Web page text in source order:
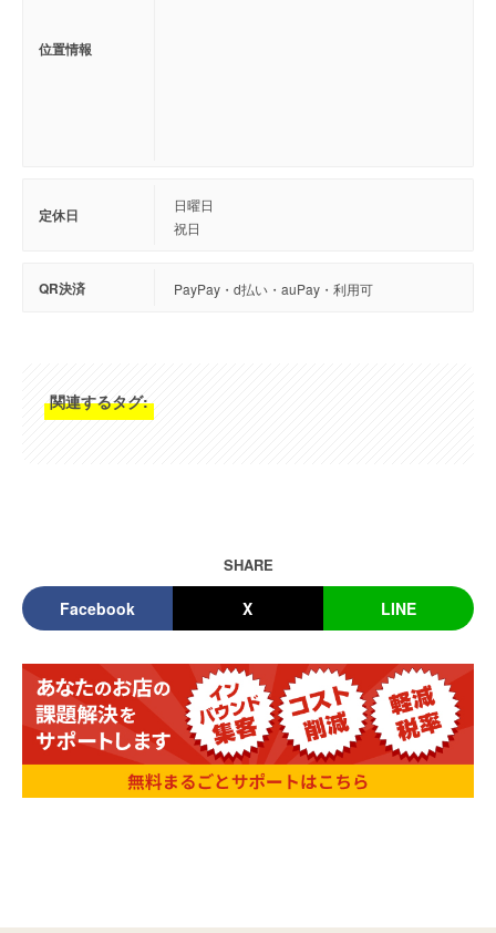
位置情報
定休日
日曜日
祝日
QR決済 PayPay・d払い・auPay・利用可
関連するタグ:
SHARE
Facebook X LINE